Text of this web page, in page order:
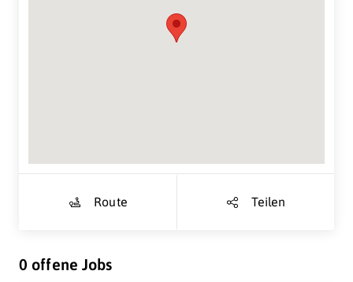
Route Teilen
0 offene Jobs